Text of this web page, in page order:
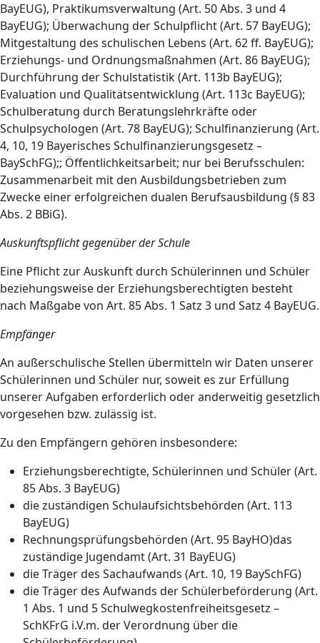
BayEUG), Praktikumsverwaltung (Art. 50 Abs. 3 und 4
BayEUG); Überwachung der Schulpflicht (Art. 57 BayEUG);
Mitgestaltung des schulischen Lebens (Art. 62 ff. BayEUG);
Erziehungs- und Ordnungsmaßnahmen (Art. 86 BayEUG);
Durchführung der Schulstatistik (Art. 113b BayEUG);
Evaluation und Qualitätsentwicklung (Art. 113c BayEUG);
Schulberatung durch Beratungslehrkräfte oder
Schulpsychologen (Art. 78 BayEUG); Schulfinanzierung (Art.
4, 10, 19 Bayerisches Schulfinanzierungsgesetz –
BaySchFG);; Öffentlichkeitsarbeit; nur bei Berufsschulen:
Zusammenarbeit mit den Ausbildungsbetrieben zum
Zwecke einer erfolgreichen dualen Berufsausbildung (§ 83
Abs. 2 BBiG).
Auskunftspflicht gegenüber der Schule
Eine Pflicht zur Auskunft durch Schülerinnen und Schüler
beziehungsweise der Erziehungsberechtigten besteht
nach Maßgabe von Art. 85 Abs. 1 Satz 3 und Satz 4 BayEUG.
Empfänger
An außerschulische Stellen übermitteln wir Daten unserer
Schülerinnen und Schüler nur, soweit es zur Erfüllung
unserer Aufgaben erforderlich oder anderweitig gesetzlich
vorgesehen bzw. zulässig ist.
Zu den Empfängern gehören insbesondere:
Erziehungsberechtigte, Schülerinnen und Schüler (Art.
85 Abs. 3 BayEUG)
die zuständigen Schulaufsichtsbehörden (Art. 113
BayEUG)
Rechnungsprüfungsbehörden (Art. 95 BayHO)das
zuständige Jugendamt (Art. 31 BayEUG)
die Träger des Sachaufwands (Art. 10, 19 BaySchFG)
die Träger des Aufwands der Schülerbeförderung (Art.
1 Abs. 1 und 5 Schulwegkostenfreiheitsgesetz –
SchKFrG i.V.m. der Verordnung über die